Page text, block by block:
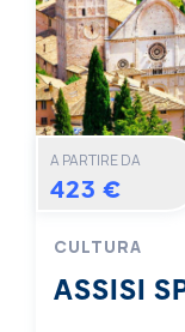
A PARTIRE DA
423 €
CULTURA
ASSISI